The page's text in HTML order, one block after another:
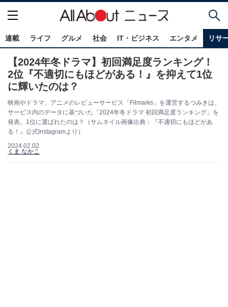
連載 ライフ グルメ 社会 IT・ビジネス エンタメ リサ
【2024年冬ドラマ】初回満足度ランキング！
2位『不適切にもほどがある！』を抑えて1位
に輝いたのは？
映画やドラマ、アニメのレビューサービス「Filmarks」を運営するつみきは、
サービス内のデータに基づいた「2024年冬ドラマ 初回満足度ランキング」を
発表。1位に選ばれたのは？（サムネイル画像出典：『不適切にもほどがあ
る！』公式Instagramより）
2024.02.02
くま なかこ